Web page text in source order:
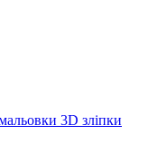
3D зліпки